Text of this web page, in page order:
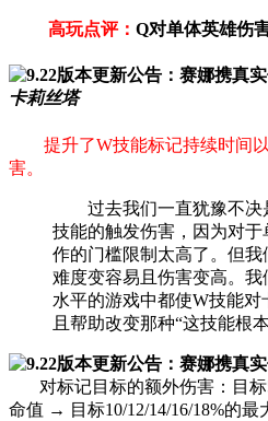
高玩点评： Q对单体英雄伤
卡莉丝塔
提升了W技能标记持续时间
害。
过去我们一直犹豫不决
技能的触发伤害，因为对
作的门槛限制太高了。但
难度变容易且伤害变高。
水平的游戏中都使W技能
且帮助改变那种“这技能根
对标记目标的额外伤害：目标
命值 → 目标10/12/14/16/18%的最